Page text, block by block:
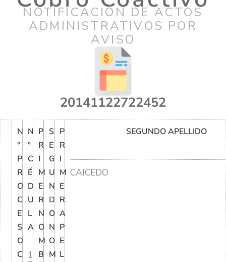
NOTIFICACIÓN DE ACTOS
ADMINISTRATIVOS POR
AVISO
20141122722452
N
°
P
R
O
C
E
S
O
C
N
°
C
É
D
U
L
A
1
P
R
I
M
E
R
N
O
M
B
S
E
G
U
N
D
O
N
O
M
P
R
I
M
E
R
A
P
E
L
SEGUNDO APELLIDO
CAICEDO